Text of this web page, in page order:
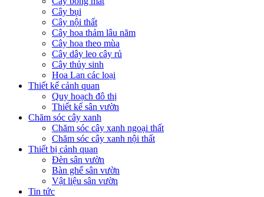
Cây bụi
Cây nội thất
Cây hoa thảm lâu năm
Cây hoa theo mùa
Cây dây leo cây rủ
Cây thủy sinh
Hoa Lan các loại
Thiết kế cảnh quan
Quy hoạch đô thị
Thiết kế sân vườn
Chăm sóc cây xanh
Chăm sóc cây xanh ngoại thất
Chăm sóc cây xanh nội thất
Thiết bị cảnh quan
Đèn sân vườn
Bàn ghế sân vườn
Vật liệu sân vườn
Tin tức